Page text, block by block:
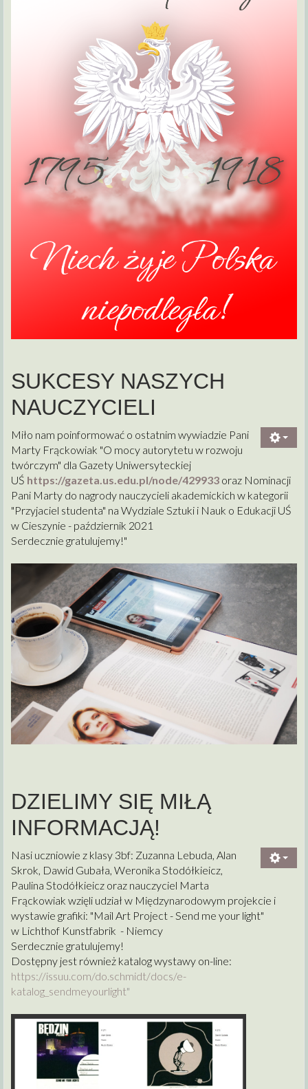
SUKCESY NASZYCH
NAUCZYCIELI
Miło nam poinformować o ostatnim wywiadzie Pani
Marty Frąckowiak "O mocy autorytetu w rozwoju
twórczym" dla Gazety Uniwersyteckiej
UŚ https://gazeta.us.edu.pl/node/429933 oraz Nominacji
Pani Marty do nagrody nauczycieli akademickich w kategorii
"Przyjaciel studenta" na Wydziale Sztuki i Nauk o Edukacji UŚ
w Cieszynie - październik 2021
Serdecznie gratulujemy!"
DZIELIMY SIĘ MIŁĄ
INFORMACJĄ!
Nasi uczniowie z klasy 3bf: Zuzanna Lebuda, Alan
Skrok, Dawid Gubała, Weronika Stodółkieicz,
Paulina Stodółkieicz oraz nauczyciel Marta
Frąckowiak wzięli udział w Międzynarodowym projekcie i
wystawie grafiki: "Mail Art Project - Send me your light"
w Lichthof Kunstfabrik - Niemcy
Serdecznie gratulujemy!
Dostępny jest również katalog wystawy on-line:
https://issuu.com/do.schmidt/docs/e-
katalog_sendmeyourlight"